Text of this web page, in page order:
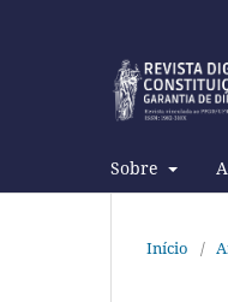
Sobre
Início /